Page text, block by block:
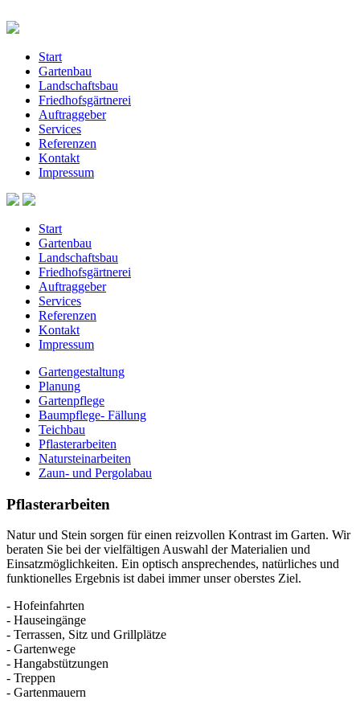
Start
Gartenbau
Landschaftsbau
Friedhofsgärtnerei
Auftraggeber
Services
Referenzen
Kontakt
Impressum
Start
Gartenbau
Landschaftsbau
Friedhofsgärtnerei
Auftraggeber
Services
Referenzen
Kontakt
Impressum
Gartengestaltung
Planung
Gartenpflege
Baumpflege- Fällung
Teichbau
Pflasterarbeiten
Natursteinarbeiten
Zaun- und Pergolabau
Pflasterarbeiten
Natur und Stein sorgen für einen reizvollen Kontrast im Garten. Wir
beraten Sie bei der vielfältigen Auswahl der Materialien und
Einsatzmöglichkeiten. Ein optisch ansprechendes, natürliches und
funktionelles Ergebnis ist dabei immer unser oberstes Ziel.
- Hofeinfahrten
- Hauseingänge
- Terrassen, Sitz und Grillplätze
- Gartenwege
- Hangabstützungen
- Treppen
- Gartenmauern